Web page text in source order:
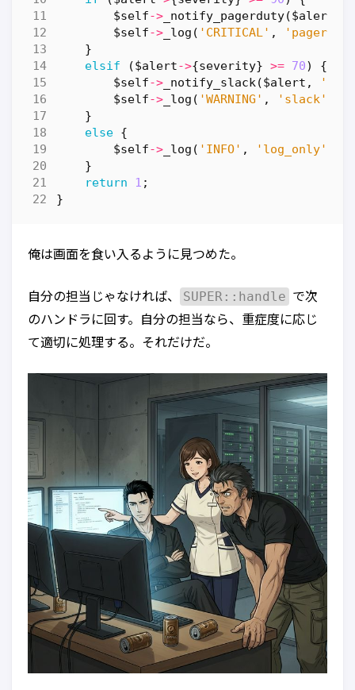
$self-> _notify_pagerduty($alert
$self-> _log ( 'CRITICAL' ,
}
elsif
($alert->{severity} >= 70)
{
$self-> _notify_slack($alert ,
$self-> _log ( 'WARNING' , 'slack'
}
else {
$self-> _log ( 'INFO' , 'log_only'
}
return
1 ;
}
俺は画面を食い入るように見つめた。
自分の担当じゃなければ、 SUPER::handle で次
のハンドラに回す。自分の担当なら、重症度に応じ
て適切に処理する。それだけだ。